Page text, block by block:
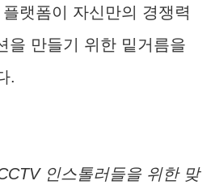
랫폼이 자신만의 경쟁력
을 만들기 위한 밑거름을
.
인스톨러들을 위한 맞